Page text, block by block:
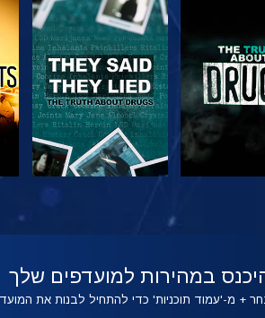
צפה
במהירות למועדפים שלך
+ מ-'עמוד תוכניות' כדי להתחיל לבנות את